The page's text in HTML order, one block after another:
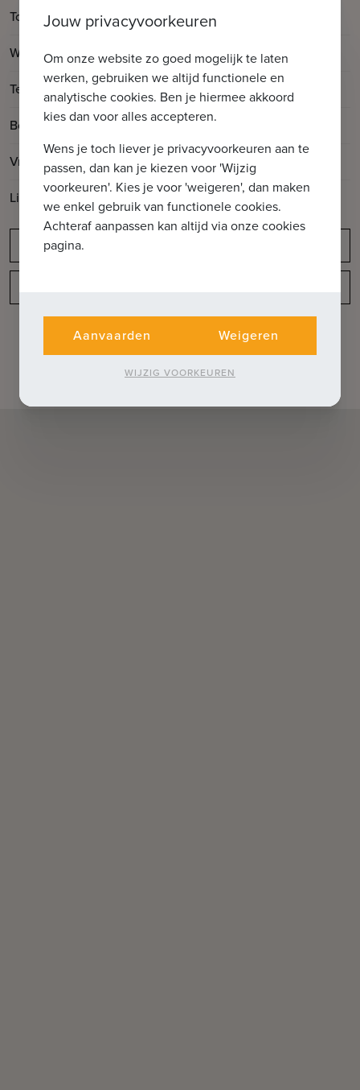
Totale oppervlakte 156.07m
Woonoppervlakte 136.49m
Terrasoppervlakte 19.58m 2
Bouwjaar
2024
Vrij op
Vanaf akte
Lift aanwezig
Ja
Jouw privacyvoorkeuren
Om onze website zo goed mogelijk te laten
werken, gebruiken we altijd functionele en
analytische cookies. Ben je hiermee akkoord
kies dan voor alles accepteren.
Wens je toch liever je privacyvoorkeuren aan te
passen, dan kan je kiezen voor 'Wijzig
voorkeuren'. Kies je voor 'weigeren', dan maken
we enkel gebruik van functionele cookies.
Achteraf aanpassen kan altijd via onze cookies
pagina.
Aanvaarden Weigeren
WIJZIG VOORKEUREN